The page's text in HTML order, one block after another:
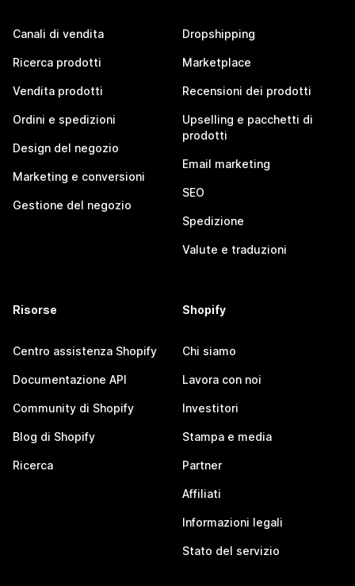
Canali di vendita
Ricerca prodotti
Vendita prodotti
Ordini e spedizioni
Design del negozio
Marketing e conversioni
Gestione del negozio
Dropshipping
Marketplace
Recensioni dei prodotti
Upselling e pacchetti di
prodotti
Email marketing
SEO
Spedizione
Valute e traduzioni
Risorse
Centro assistenza Shopify
Documentazione API
Community di Shopify
Blog di Shopify
Ricerca
Shopify
Chi siamo
Lavora con noi
Investitori
Stampa e media
Partner
Affiliati
Informazioni legali
Stato del servizio